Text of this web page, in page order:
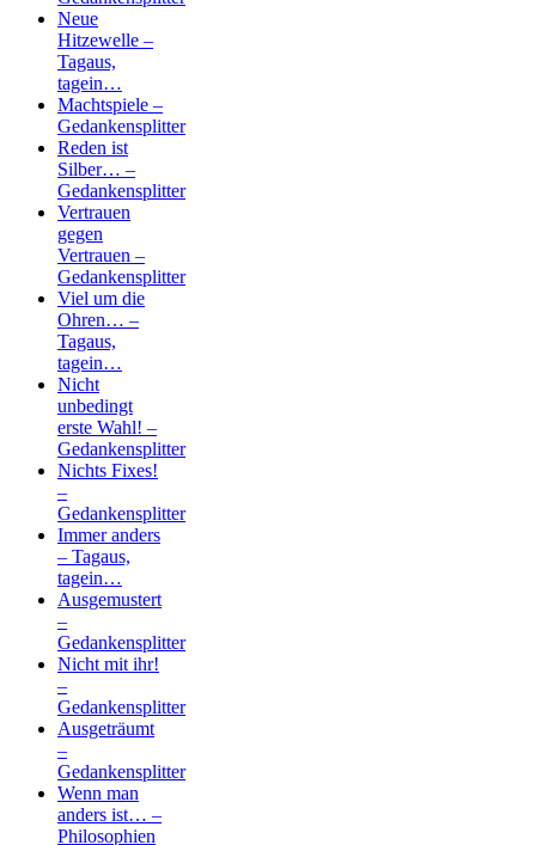
Neue
Hitzewelle –
Tagaus,
tagein…
Machtspiele –
Gedankensplitter
Reden ist
Silber… –
Gedankensplitter
Vertrauen
gegen
Vertrauen –
Gedankensplitter
Viel um die
Ohren… –
Tagaus,
tagein…
Nicht
unbedingt
erste Wahl! –
Gedankensplitter
Nichts Fixes!
–
Gedankensplitter
Immer anders
– Tagaus,
tagein…
Ausgemustert
–
Gedankensplitter
Nicht mit ihr!
–
Gedankensplitter
Ausgeträumt
–
Gedankensplitter
Wenn man
anders ist… –
Philosophien